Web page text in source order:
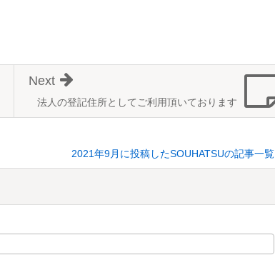
法人の登記住所としてご利用頂いております
Next
2021年9月に投稿したSOUHATSUの記事一覧